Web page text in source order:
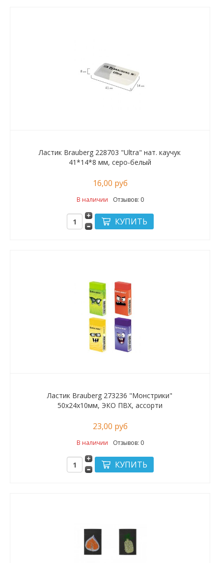
Ластик Brauberg 228703 "Ultra" нат. каучук
41*14*8 мм, серо-белый
16,00 руб
В наличии Отзывов: 0
Ластик Brauberg 273236 "Монстрики"
50х24х10мм, ЭКО ПВХ, ассорти
23,00 руб
В наличии Отзывов: 0